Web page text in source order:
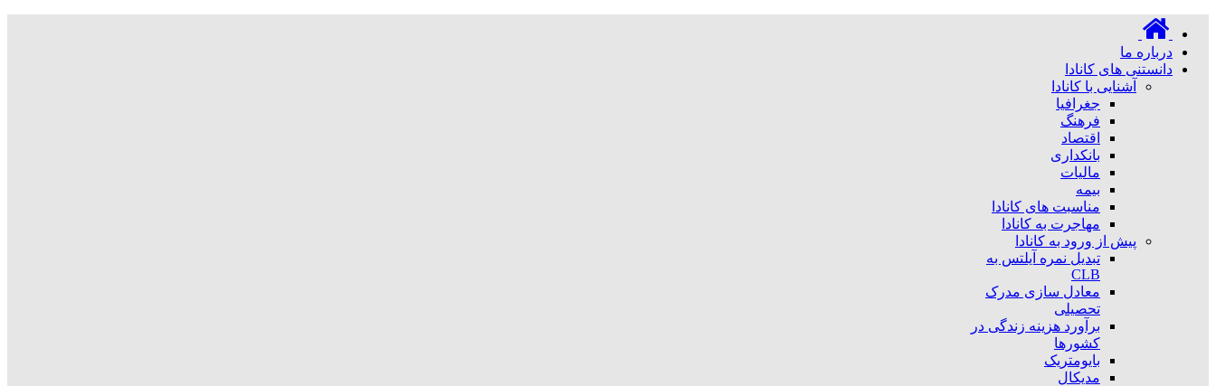
درباره ما
دانستنی های کانادا
آشنایی با کانادا
جغرافیا
فرهنگ
اقتصاد
بانکداری
مالیات
بیمه
مناسبت های کانادا
مهاجرت به کانادا
پیش از ورود به کانادا
تبدیل نمره آیلتس به
CLB
معادل سازی مدرک
تحصیلی
برآورد هزینه زندگی در
کشورها
بایومتریک
مدیکال